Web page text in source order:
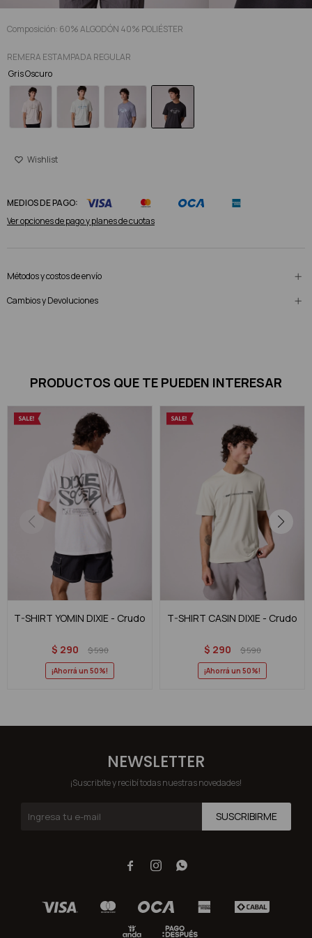
Composición: 60% ALGODÓN 40% POLIÉSTER
REMERA ESTAMPADA REGULAR
Gris Oscuro
MEDIOS DE PAGO:
Ver opciones de pago y planes de cuotas
Métodos y costos de envío
Cambios y Devoluciones
PRODUCTOS QUE TE PUEDEN INTERESAR
T-SHIRT YOMIN DIXIE - Crudo
$ 290 $590
50
T-SHIRT CASIN DIXIE - Crudo
$ 290 $590
50
NEWSLETTER
¡Suscribite y recibí todas nuestras novedades!
SUSCRIBIRME
  